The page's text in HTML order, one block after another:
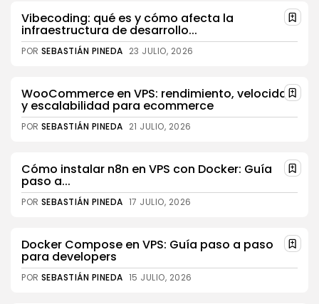
Vibecoding: qué es y cómo afecta la
infraestructura de desarrollo...
POR SEBASTIÁN PINEDA 23 JULIO, 2026
WooCommerce en VPS: rendimiento, velocidad
y escalabilidad para ecommerce
POR SEBASTIÁN PINEDA 21 JULIO, 2026
Cómo instalar n8n en VPS con Docker: Guía
paso a...
POR SEBASTIÁN PINEDA 17 JULIO, 2026
Docker Compose en VPS: Guía paso a paso
para developers
POR SEBASTIÁN PINEDA 15 JULIO, 2026